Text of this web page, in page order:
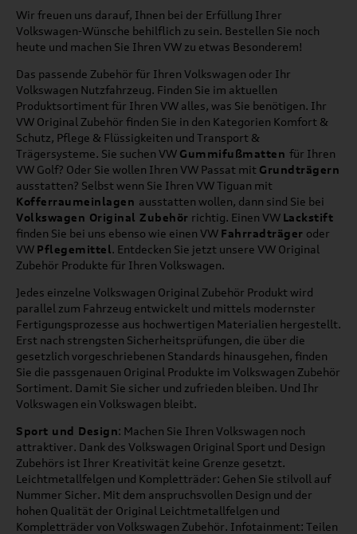
Wir freuen uns darauf, Ihnen bei der Erfüllung Ihrer
Volkswagen-Wünsche behilflich zu sein. Bestellen Sie noch
heute und machen Sie Ihren VW zu etwas Besonderem!
Das passende Zubehör für Ihren Volkswagen oder Ihr
Volkswagen Nutzfahrzeug. Finden Sie im aktuellen
Produktsortiment für Ihren VW alles, was Sie benötigen. Ihr
VW Original Zubehör finden Sie in den Kategorien Komfort &
Schutz, Pflege & Flüssigkeiten und Transport &
Trägersysteme. Sie suchen VW Gummifußmatten für Ihren
VW Golf? Oder Sie wollen Ihren VW Passat mit Grundträgern
ausstatten? Selbst wenn Sie Ihren VW Tiguan mit
Kofferraumeinlagen ausstatten wollen, dann sind Sie bei
Volkswagen Original Zubehör richtig. Einen VW Lackstift
finden Sie bei uns ebenso wie einen VW Fahrradträger oder
VW Pflegemittel. Entdecken Sie jetzt unsere VW Original
Zubehör Produkte für Ihren Volkswagen.
Jedes einzelne Volkswagen Original Zubehör Produkt wird
parallel zum Fahrzeug entwickelt und mittels modernster
Fertigungsprozesse aus hochwertigen Materialien hergestellt.
Erst nach strengsten Sicherheitsprüfungen, die über die
gesetzlich vorgeschriebenen Standards hinausgehen, finden
Sie die passgenauen Original Produkte im Volkswagen Zubehör
Sortiment. Damit Sie sicher und zufrieden bleiben. Und Ihr
Volkswagen ein Volkswagen bleibt.
Sport und Design: Machen Sie Ihren Volkswagen noch
attraktiver. Dank des Volkswagen Original Sport und Design
Zubehörs ist Ihrer Kreativität keine Grenze gesetzt.
Leichtmetallfelgen und Kompletträder: Gehen Sie stilvoll auf
Nummer Sicher. Mit dem anspruchsvollen Design und der
hohen Qualität der Original Leichtmetallfelgen und
Kompletträder von Volkswagen Zubehör. Infotainment: Teilen